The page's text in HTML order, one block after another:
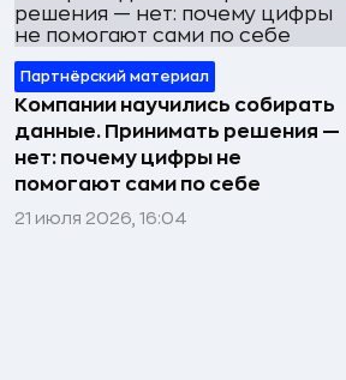
Партнёрский материал
Компании научились собирать
данные. Принимать решения —
нет: почему цифры не
помогают сами по себе
21 июля 2026, 16:04